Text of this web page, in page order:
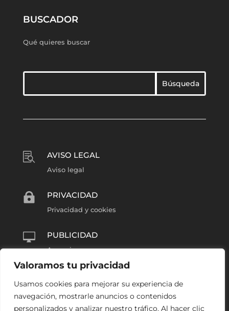
Valoramos tu privacidad
Usamos cookies para mejorar su experiencia de
navegación, mostrarle anuncios o contenidos
personalizados y analizar nuestro tráfico. Al hacer clic
BUSCADOR
Qué quieres buscar
 AVISO LEGAL
Aviso legal
 PRIVACIDAD
Privacidad y cookies
 PUBLICIDAD
Anunciarse
Reportero Barrio Húmedo